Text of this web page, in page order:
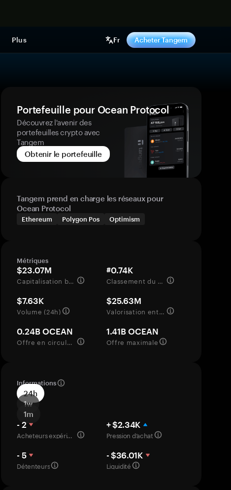
Plus Fr Acheter Tangem
Portefeuille pour Ocean Protocol
Découvrez l'avenir des
portefeuilles crypto avec
Tangem
Obtenir le portefeuille
Tangem prend en charge les réseaux pour
Ocean Protocol
Ethereum Polygon Pos Optimism
Métriques
$23.07M
Capitalisation boursière
#0.74K
Classement du marché
$7.63K
Volume (24h)
$25.63M
Valorisation entièrement diluée
0.24B OCEAN
Offre en circulation
1.41B OCEAN
Offre maximale
Informations
24h
1w
1m
- 2
Acheteurs expérimentés
+ $2.34K
Pression d’achat
- 5
Détenteurs
- $36.01K
Liquidité